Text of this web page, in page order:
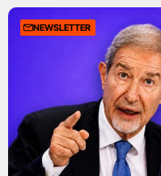
NEWSLETTER